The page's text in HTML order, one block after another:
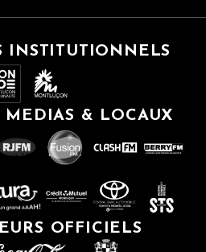
INSTITUTIONNELS
MEDIAS & LOCAUX
OFFICIELS